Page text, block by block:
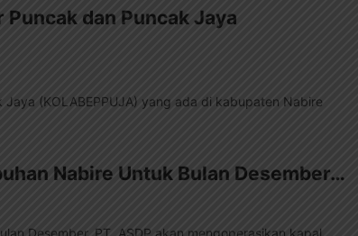
dan Puncak Jaya
(KOLABEPPUJA) yang ada di kabupaten Nabire
Nabire Untuk Bulan Desember…
Desember, PT. ASDP akan mengoperasikan kapal